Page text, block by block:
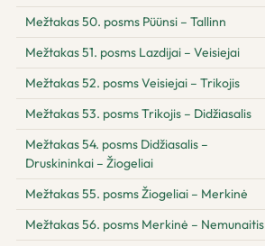
Mežtakas 50. posms Püünsi – Tallinn
Mežtakas 51. posms Lazdijai – Veisiejai
Mežtakas 52. posms Veisiejai – Trikojis
Mežtakas 53. posms Trikojis – Didžiasalis
Mežtakas 54. posms Didžiasalis –
Druskininkai – Žiogeliai
Mežtakas 55. posms Žiogeliai – Merkinė
Mežtakas 56. posms Merkinė – Nemunaitis